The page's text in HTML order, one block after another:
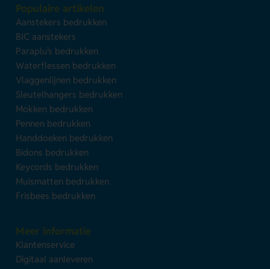
Populaire artikelen
Aanstekers bedrukken
BIC aanstekers
Paraplu's bedrukken
Waterflessen bedrukken
Vlaggenlijnen bedrukken
Sleutelhangers bedrukken
Mokken bedrukken
Pennen bedrukken
Handdoeken bedrukken
Bidons bedrukken
Keycords bedrukken
Muismatten bedrukken
Frisbees bedrukken
Meer informatie
Klantenservice
Digitaal aanleveren